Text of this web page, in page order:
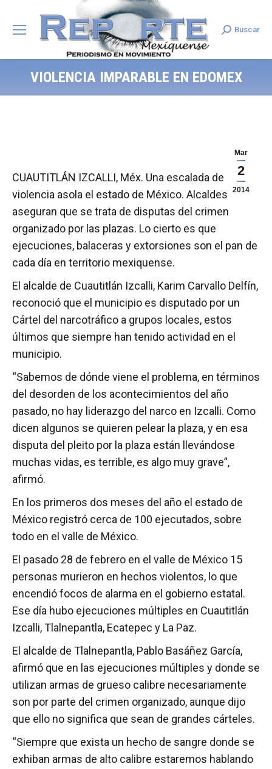
Search:
Buscar
VIOLENCIA IMPARABLE EN EDOMEX
Mar
2
2014
CUAUTITLÁN IZCALLI, Méx. Una escalada de
violencia asola el estado de México. Alcaldes
aseguran que se trata de disputas del crimen
organizado por las plazas. Lo cierto es que
ejecuciones, balaceras y extorsiones son el pan de
cada día en territorio mexiquense.
El alcalde de Cuautitlán Izcalli, Karim Carvallo Delfín,
reconoció que el municipio es disputado por un
Cártel del narcotráfico a grupos locales, estos
últimos que siempre han tenido actividad en el
municipio.
“Sabemos de dónde viene el problema, en términos
del desorden de los acontecimientos del año
pasado, no hay liderazgo del narco en Izcalli. Como
dicen algunos se quieren pelear la plaza, y en esa
disputa del pleito por la plaza están llevándose
muchas vidas, es terrible, es algo muy grave”,
afirmó.
En los primeros dos meses del año el estado de
México registró cerca de 100 ejecutados, sobre
todo en el valle de México.
El pasado 28 de febrero en el valle de México 15
personas murieron en hechos violentos, lo que
encendió focos de alarma en el gobierno estatal.
Ese día hubo ejecuciones múltiples en Cuautitlán
Izcalli, Tlalnepantla, Ecatepec y La Paz.
El alcalde de Tlalnepantla, Pablo Basáñez García,
afirmó que en las ejecuciones múltiples y donde se
utilizan armas de grueso calibre necesariamente
son por parte del crimen organizado, aunque dijo
que ello no significa que sean de grandes cárteles.
“Siempre que exista un hecho de sangre donde se
exhiban armas de alto calibre estaremos hablando